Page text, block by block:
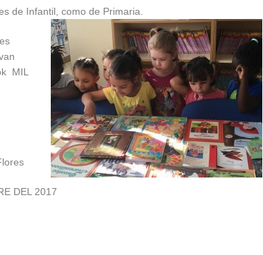
de Infantil, como de Primaria.
MIL
DEL 2017